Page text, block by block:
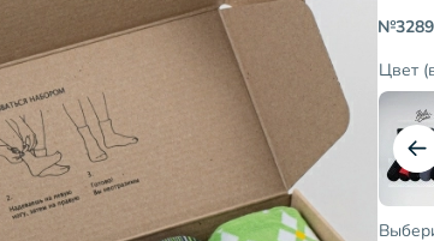
Цвет